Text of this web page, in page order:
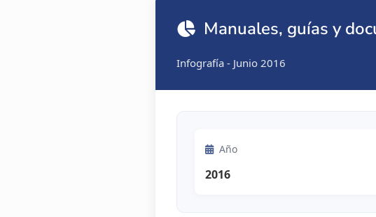
Manuales, guías y
Infografía - Junio 2016
Año
2016